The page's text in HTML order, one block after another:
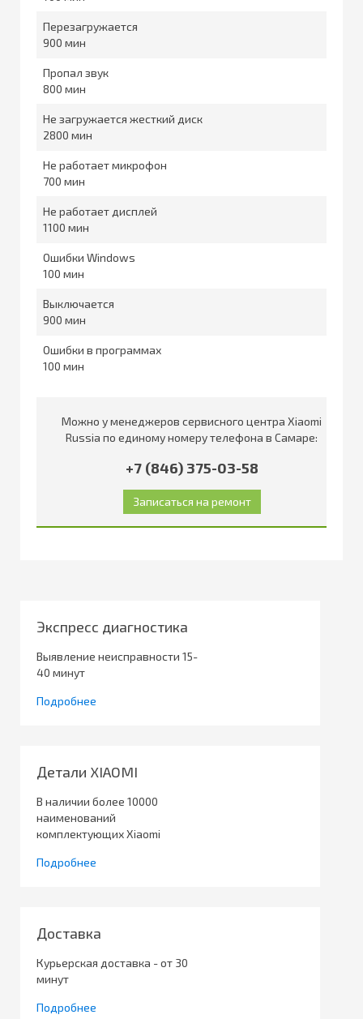
Перезагружается
900
Пропал звук
800
Не загружается жесткий диск
2800
Не работает микрофон
700
Не работает дисплей
1100
Ошибки Windows
100
Выключается
900
Ошибки в программах
100
Можно у менеджеров сервисного центра Xiaomi
Russia по единому номеру телефона в Самаре:
+7 (846) 375-03-58
Экспресс диагностика
Выявление неисправности 15-
40 минут
Подробнее
Детали XIAOMI
В наличии более 10000
наименований
комплектующих Xiaomi
Подробнее
Доставка
Курьерская доставка - от 30
минут
Подробнее